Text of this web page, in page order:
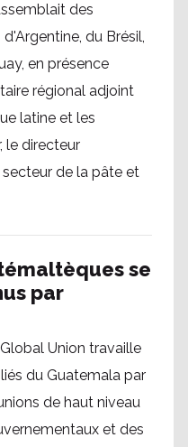
des
du Brésil,
en présence
régional adjoint
latine et les
le directeur
de la pâte et
se
par
Union travaille
du Guatemala par
de haut niveau
et des